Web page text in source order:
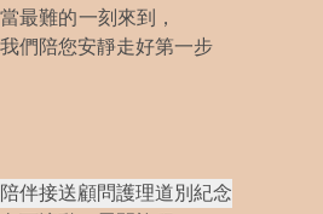
當最難的一刻來到，
我們陪您安靜走好第一步
陪伴接送顧問護理道別紀念